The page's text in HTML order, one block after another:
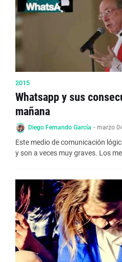
2015
Whatsapp y sus
mañana
Diego Fernando García - marzo
Este medio de comunicación
y son a veces muy